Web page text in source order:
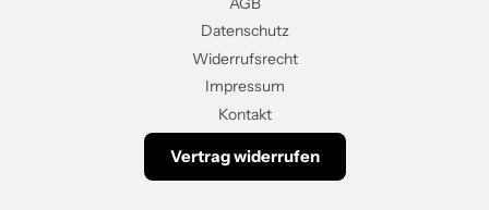
Datenschutz
Widerrufsrecht
Impressum
Kontakt
Vertrag widerrufen